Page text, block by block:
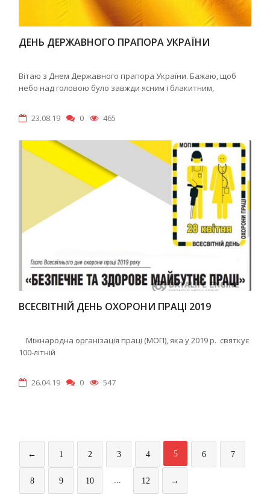
ДЕНЬ ДЕРЖАВНОГО ПРАПОРА УКРАЇНИ
Вітаю з Днем Державного прапора України. Бажаю, щоб
небо над головою було завжди ясним і блакитним,
23.08.19 0 465
ВСЕСВІТНІЙ ДЕНЬ ОХОРОНИ ПРАЦІ 2019
Міжнародна організація праці (МОП), яка у 2019 р. святкує
100-літній
26.04.19 0 547
← 1 2 3 4 5 6 7
8 9 10 ... 12 →